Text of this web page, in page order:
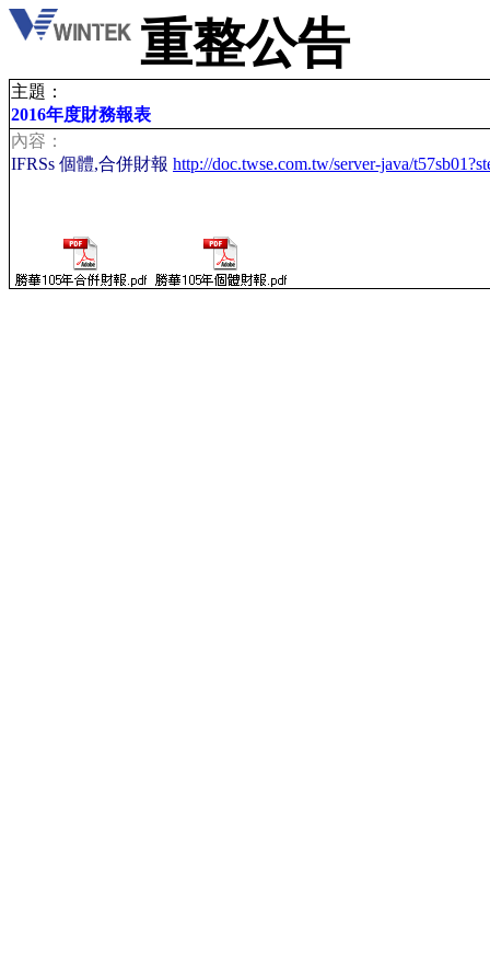
重整公告
主題：
2016年度財務報表
內容：
IFRSs 個體,合併財報 http://doc.twse.com.tw/server-java/